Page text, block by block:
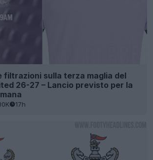
filtrazioni sulla terza maglia del
26-27 – Lancio previsto per la
17h